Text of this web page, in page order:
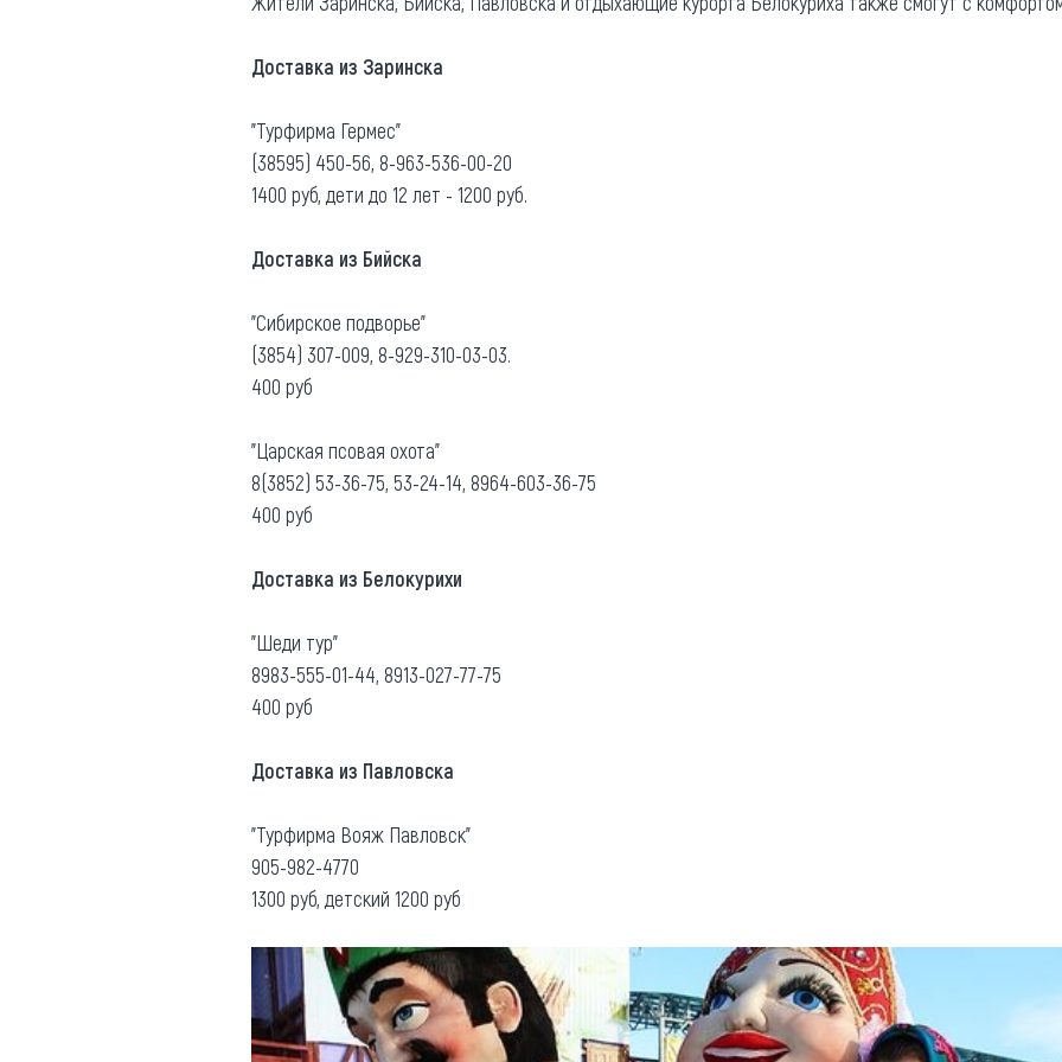
Доставка из Заринска
"Турфирма Гермес"
(38595) 450-56, 8-963-536-00-20
1400 руб, дети до 12 лет - 1200 руб.
Доставка из Бийска
"Сибирское подворье"
(3854) 307-009, 8-929-310-03-03.
400 руб
"Царская псовая охота"
8(3852) 53-36-75, 53-24-14, 8964-603-36-75
400 руб
Доставка из Белокурихи
"Шеди тур"
8983-555-01-44, 8913-027-77-75
400 руб
Доставка из Павловска
"Турфирма Вояж Павловск"
905-982-4770
1300 руб, детский 1200 руб